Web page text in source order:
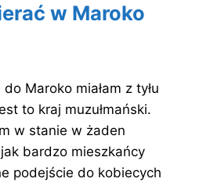
w Maroko
Maroko miałam z tyłu
to kraj muzułmański.
w stanie w żaden
bardzo mieszkańcy
podejście do kobiecych